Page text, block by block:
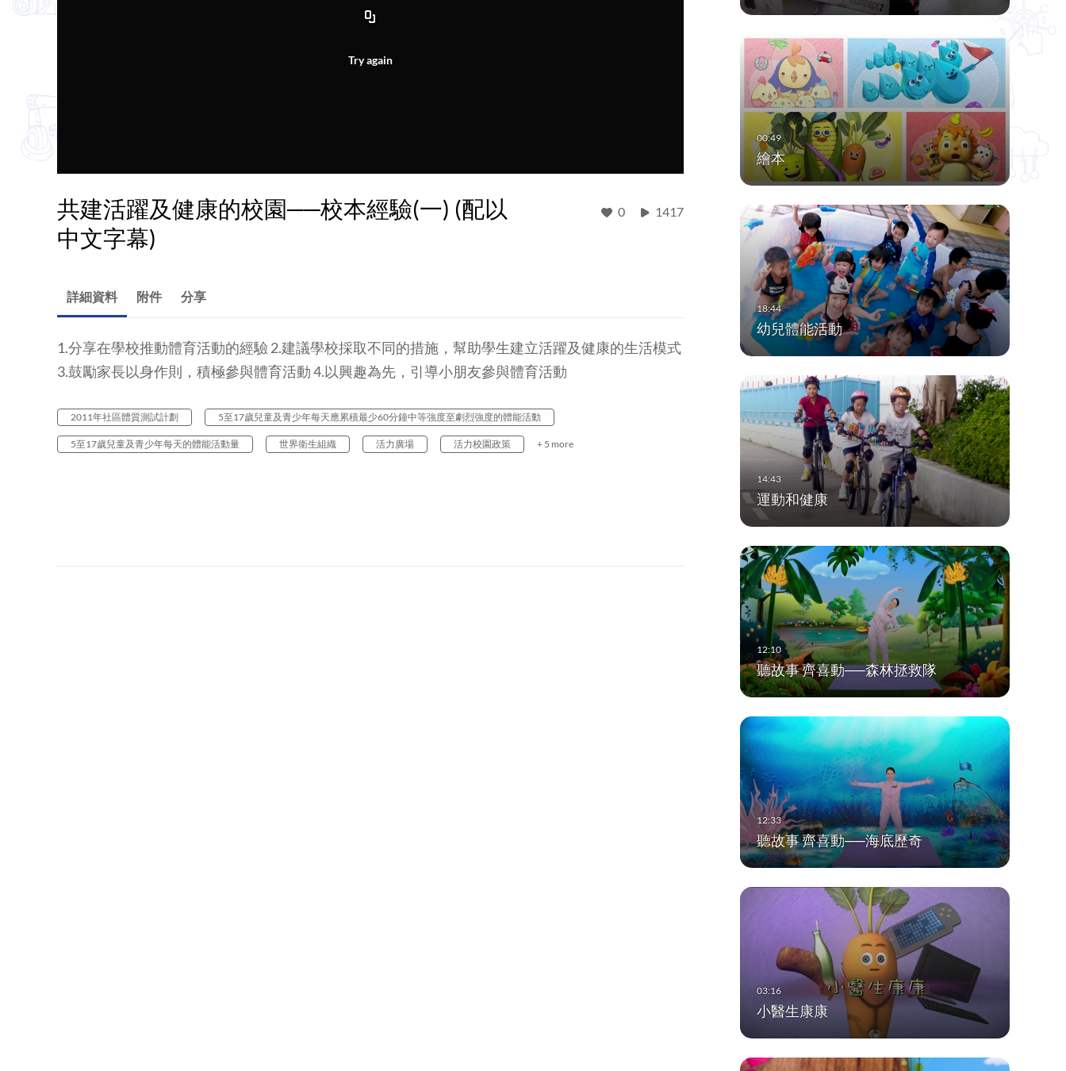
Try again
共建活躍及健康的校園──校本經驗(一) (配以
中文字幕)
0 1417
繪本
幼兒體能活動
運動和健康
聽故事 齊喜動──森林拯救隊
聽故事 齊喜動──海底歷奇
小醫生康康
詳細資料 附件 分享
1.分享在學校推動體育活動的經驗 2.建議學校採取不同的措施，幫助學生建立活躍及健康的生活模式
3.鼓勵家長以身作則，積極參與體育活動 4.以興趣為先，引導小朋友參與體育活動
2011年社區體質測試計劃 5至17歲兒童及青少年每天應累積最少60分鐘中等強度至劇烈強度的體能活動
5至17歲兒童及青少年每天的體能活動量 世界衛生組織 活力廣場 活力校園政策 + 5 more